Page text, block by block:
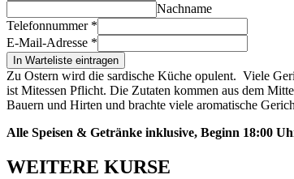
Nachname
Telefonnummer *
E-Mail-Adresse *
In Warteliste eintragen
Zu Ostern wird die sardische Küche opulent. Viele
ist Mitessen Pflicht. Die Zutaten kommen aus dem
Bauern und Hirten und brachte viele aromatische
Alle Speisen & Getränke inklusive, Beginn 18:00
WEITERE KURSE